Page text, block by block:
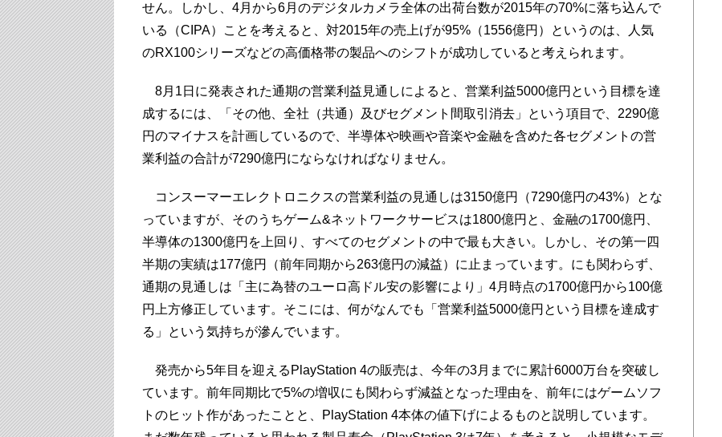
せん。しかし、4月から6月のデジタルカメラ全体の出荷台数が2015年の70%に落ち込んで
いる（CIPA）ことを考えると、対2015年の売上げが95%（1556億円）というのは、人気
のRX100シリーズなどの高価格帯の製品へのシフトが成功していると考えられます。
8月1日に発表された通期の営業利益見通しによると、営業利益5000億円という目標を達
成するには、「その他、全社（共通）及びセグメント間取引消去」という項目で、2290億
円のマイナスを計画しているので、半導体や映画や音楽や金融を含めた各セグメントの営
業利益の合計が7290億円にならなければなりません。
コンスーマーエレクトロニクスの営業利益の見通しは3150億円（7290億円の43%）とな
っていますが、そのうちゲーム&ネットワークサービスは1800億円と、金融の1700億円、
半導体の1300億円を上回り、すべてのセグメントの中で最も大きい。しかし、その第一四
半期の実績は177億円（前年同期から263億円の減益）に止まっています。にも関わらず、
通期の見通しは「主に為替のユーロ高ドル安の影響により」4月時点の1700億円から100億
円上方修正しています。そこには、何がなんでも「営業利益5000億円という目標を達成す
る」という気持ちが滲んでいます。
発売から5年目を迎えるPlayStation 4の販売は、今年の3月までに累計6000万台を突破し
ています。前年同期比で5%の増収にも関わらず減益となった理由を、前年にはゲームソフ
トのヒット作があったことと、PlayStation 4本体の値下げによるものと説明しています。